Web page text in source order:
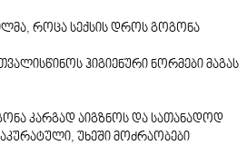
როცა სექსის დროს გოგონა
ჰიგიენური ნორმები მაგას
კარგად აიგზნოს და სათანადოდ
უხეში მოძრაობები